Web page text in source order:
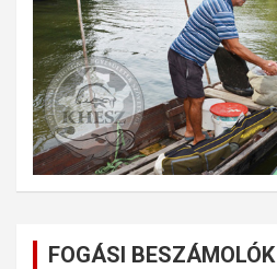
FOGÁSI BESZÁMOLÓK